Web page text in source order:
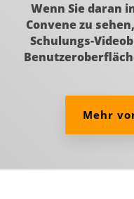
Wenn Sie daran
Convene zu
Schulungs-
Mehr